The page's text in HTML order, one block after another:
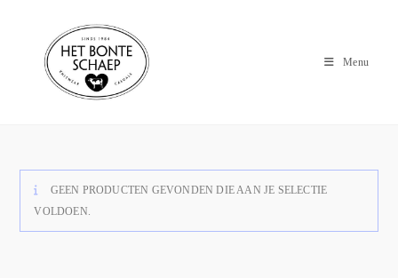
Menu
GEEN PRODUCTEN GEVONDEN DIE AAN JE SELECTIE
VOLDOEN.